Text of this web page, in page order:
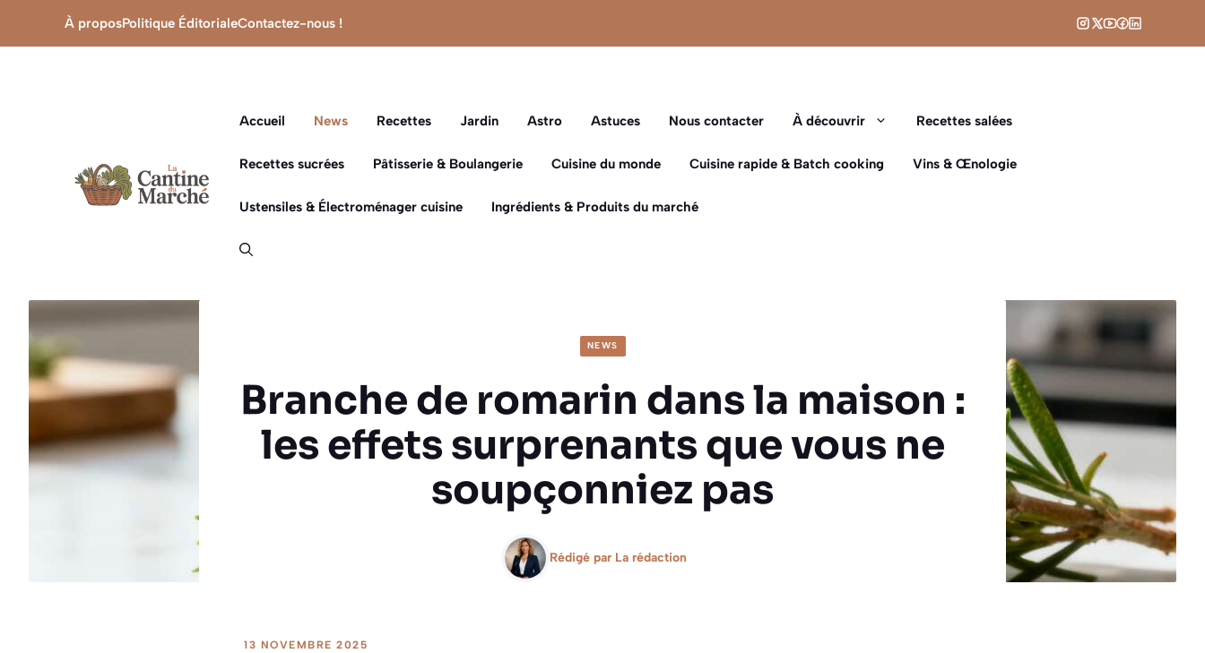
À proposPolitique ÉditorialeContactez-nous !
Accueil News Recettes Jardin Astro Astuces Nous contacter À découvrir Recettes salées
Recettes sucrées Pâtisserie & Boulangerie Cuisine du monde Cuisine rapide & Batch cooking Vins & Œnologie
Ustensiles & Électroménager cuisine Ingrédients & Produits du marché
NEWS
Branche de romarin dans la maison :
les effets surprenants que vous ne
soupçonniez pas
Rédigé par La rédaction
13 NOVEMBRE 2025